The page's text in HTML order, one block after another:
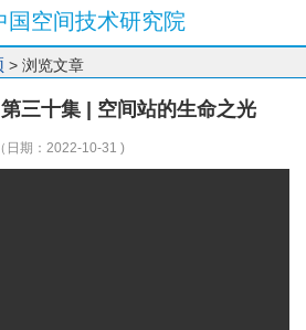
国空间技术研究院
> 浏览文章
第三十集 | 空间站的生命之光
（日期：2022-10-31 )